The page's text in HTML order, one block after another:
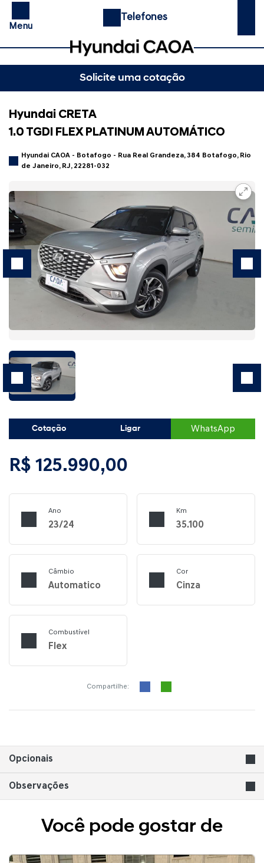
Menu
Telefones
Solicite uma cotação
Hyundai CRETA
1.0 TGDI FLEX PLATINUM AUTOMÁTICO
Hyundai CAOA - Botafogo - Rua Real Grandeza, 384 Botafogo, Rio
de Janeiro, RJ, 22281-032
Cotação Ligar WhatsApp
R$ 125.990,00
Ano
23/24
Km
35.100
Câmbio
Automatico
Cor
Cinza
Combustível
Flex
Compartilhe:
Opcionais
Observações
Você pode gostar de